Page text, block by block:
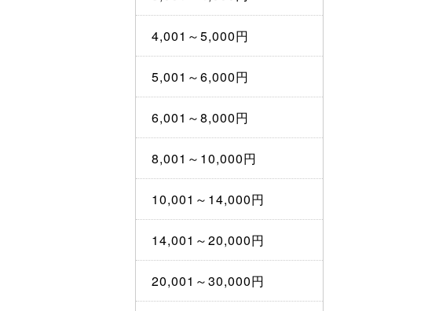
4,001～5,000円
5,001～6,000円
6,001～8,000円
8,001～10,000円
10,001～14,000円
14,001～20,000円
20,001～30,000円